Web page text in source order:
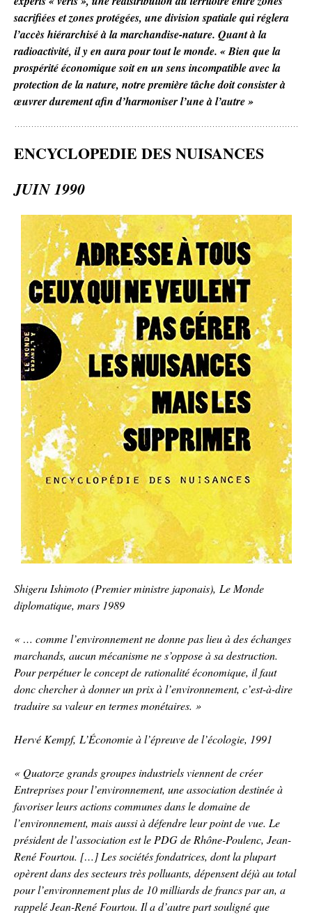
sacrifiées et zones protégées, une division spatiale qui réglera
l’accès hiérarchisé à la marchandise-nature. Quant à la
radioactivité, il y en aura pour tout le monde. « Bien que la
prospérité économique soit en un sens incompatible avec la
protection de la nature, notre première tâche doit consister à
œuvrer durement afin d’harmoniser l’une à l’autre »
ENCYCLOPEDIE DES NUISANCES
JUIN 1990
Shigeru Ishimoto (Premier ministre japonais), Le Monde
diplomatique, mars 1989
« … comme l’environnement ne donne pas lieu à des échanges
marchands, aucun mécanisme ne s’oppose à sa destruction.
Pour perpétuer le concept de rationalité économique, il faut
donc chercher à donner un prix à l’environnement, c’est-à-dire
traduire sa valeur en termes monétaires. »
Hervé Kempf, L’Économie à l’épreuve de l’écologie, 1991
« Quatorze grands groupes industriels viennent de créer
Entreprises pour l’environnement, une association destinée à
favoriser leurs actions communes dans le domaine de
l’environnement, mais aussi à défendre leur point de vue. Le
président de l’association est le PDG de Rhône-Poulenc, Jean-
René Fourtou. […] Les sociétés fondatrices, dont la plupart
opèrent dans des secteurs très polluants, dépensent déjà au total
pour l’environnement plus de 10 milliards de francs par an, a
rappelé Jean-René Fourtou. Il a d’autre part souligné que